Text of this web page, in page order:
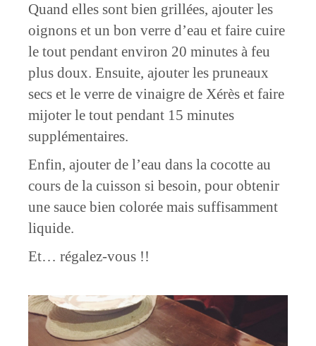
Quand elles sont bien grillées, ajouter les
oignons et un bon verre d’eau et faire cuire
le tout pendant environ 20 minutes à feu
plus doux. Ensuite, ajouter les pruneaux
secs et le verre de vinaigre de Xérès et faire
mijoter le tout pendant 15 minutes
supplémentaires.
Enfin, ajouter de l’eau dans la cocotte au
cours de la cuisson si besoin, pour obtenir
une sauce bien colorée mais suffisamment
liquide.
Et… régalez-vous !!